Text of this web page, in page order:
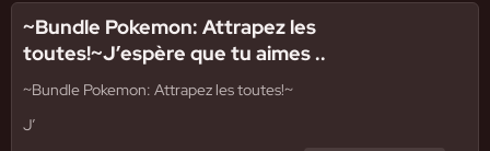
~Bundle Pokemon: Attrapez les
toutes!~J’espère que tu aimes ..
~Bundle Pokemon: Attrapez les toutes!~
J’